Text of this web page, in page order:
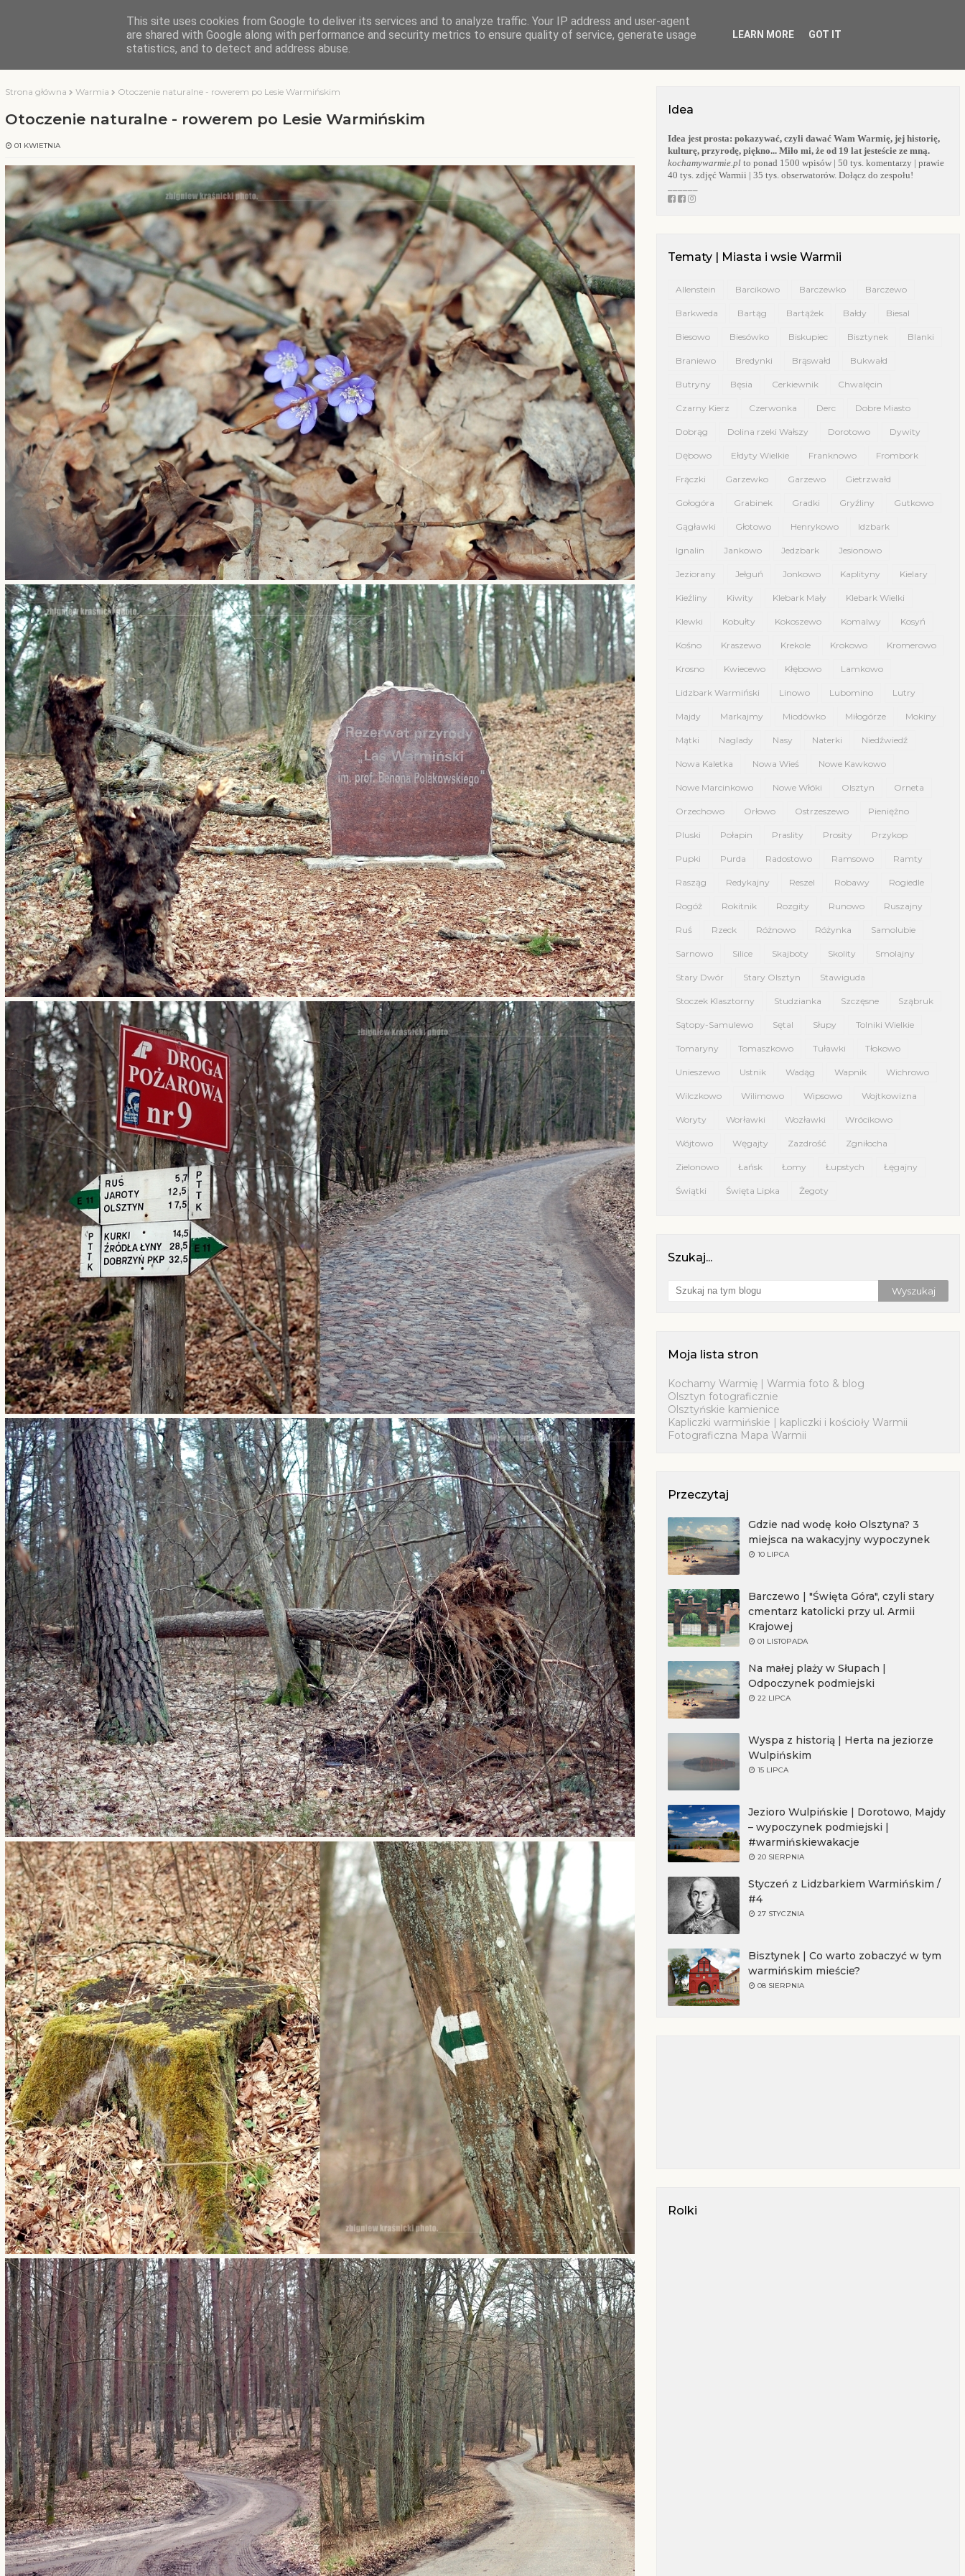
KOCHAMY WARMIĘ O BLOGU WARMIA KOŚCIOŁY WARMII
Strona główna Warmia Otoczenie naturalne - rowerem po Lesie Warmińskim
Otoczenie naturalne - rowerem po Lesie Warmińskim
01 KWIETNIA
Idea
Idea jest prosta: pokazywać, czyli dawać Wam Warmię, jej historię,
kulturę, przyrodę, piękno... Miło mi, że od 19 lat jesteście ze mną.
kochamywarmie.plto ponad 1500 wpisów | 50 tys. komentarzy | prawie
40 tys. zdjęć Warmii | 35 tys. obserwatorów. Dołącz do zespołu!
Tematy | Miasta i wsie Warmii
Allenstein Barcikowo Barczewko Barczewo
Barkweda Bartąg Bartążek Bałdy Biesal
Biesowo Biesówko Biskupiec Bisztynek Blanki
Braniewo Bredynki Brąswałd Bukwałd
Butryny Bęsia Cerkiewnik Chwalęcin
Czarny Kierz Czerwonka Derc Dobre Miasto
Dobrąg Dolina rzeki Wałszy Dorotowo Dywity
Dębowo Ełdyty Wielkie Franknowo Frombork
Frączki Garzewko Garzewo Gietrzwałd
Gołogóra Grabinek Gradki Gryźliny Gutkowo
Gągławki Głotowo Henrykowo Idzbark
Ignalin Jankowo Jedzbark Jesionowo
Jeziorany Jełguń Jonkowo Kaplityny Kielary
Kieźliny Kiwity Klebark Mały Klebark Wielki
Klewki Kobułty Kokoszewo Komalwy Kosyń
Kośno Kraszewo Krekole Krokowo Kromerowo
Krosno Kwiecewo Kłębowo Lamkowo
Lidzbark Warmiński Linowo Lubomino Lutry
Majdy Markajmy Miodówko Miłogórze Mokiny
Mątki Naglady Nasy Naterki Niedźwiedź
Nowa Kaletka Nowa Wieś Nowe Kawkowo
Nowe Marcinkowo Nowe Włóki Olsztyn Orneta
Orzechowo Orłowo Ostrzeszewo Pieniężno
Pluski Połapin Praslity Prosity Przykop
Pupki Purda Radostowo Ramsowo Ramty
Rasząg Redykajny Reszel Robawy Rogiedle
Rogóż Rokitnik Rozgity Runowo Ruszajny
Ruś Rzeck Różnowo Różynka Samolubie
Sarnowo Silice Skajboty Skolity Smolajny
Stary Dwór Stary Olsztyn Stawiguda
Stoczek Klasztorny Studzianka Szczęsne Sząbruk
Sątopy-Samulewo Sętal Słupy Tolniki Wielkie
Tomaryny Tomaszkowo Tuławki Tłokowo
Unieszewo Ustnik Wadąg Wapnik Wichrowo
Wilczkowo Wilimowo Wipsowo Wojtkowizna
Woryty Worławki Wozławki Wrócikowo
Wójtowo Węgajty Zazdrość Zgniłocha
Zielonowo Łańsk Łomy Łupstych Łęgajny
Świątki Święta Lipka Żegoty
Szukaj...
Moja lista stron
Kochamy Warmię | Warmia foto & blog
Olsztyn fotograficznie
Olsztyńskie kamienice
Kapliczki warmińskie | kapliczki i kościoły Warmii
Fotograficzna Mapa Warmii
Przeczytaj
Gdzie nad wodę koło Olsztyna? 3
miejsca na wakacyjny wypoczynek
10 LIPCA
Barczewo | "Święta Góra", czyli stary
cmentarz katolicki przy ul. Armii
Krajowej
01 LISTOPADA
Na małej plaży w Słupach |
Odpoczynek podmiejski
22 LIPCA
Wyspa z historią | Herta na jeziorze
Wulpińskim
15 LIPCA
Jezioro Wulpińskie | Dorotowo, Majdy
– wypoczynek podmiejski |
#warmińskiewakacje
20 SIERPNIA
Styczeń z Lidzbarkiem Warmińskim /
#4
27 STYCZNIA
Bisztynek | Co warto zobaczyć w tym
warmińskim mieście?
08 SIERPNIA
Rolki
This site uses cookies from Google to deliver its services and to analyze traffic. Your IP address and user-agent
are shared with Google along with performance and security metrics to ensure quality of service, generate usage
statistics, and to detect and address abuse.
LEARN MORE GOT IT